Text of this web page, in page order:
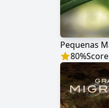
Pequenas
80%Score